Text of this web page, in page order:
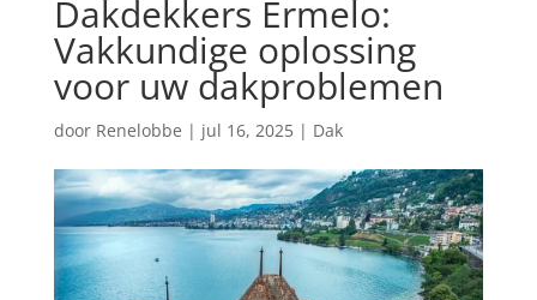
Dakdekkers Ermelo:
Vakkundige oplossing
voor uw dakproblemen
door Renelobbe | jul 16, 2025| Dak